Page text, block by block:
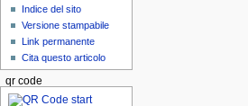
Indice del sito
Versione stampabile
Link permanente
Cita questo articolo
qr code